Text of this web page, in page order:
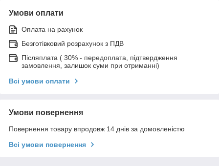
Умови оплати
Оплата на рахунок
Безготівковий розрахунок з ПДВ
Післяплата ( 30% - передоплата, підтвердження
замовлення, залишок суми при отриманні)
Всі умови оплати
Умови повернення
Повернення товару впродовж 14 днів за домовленістю
Всі умови повернення